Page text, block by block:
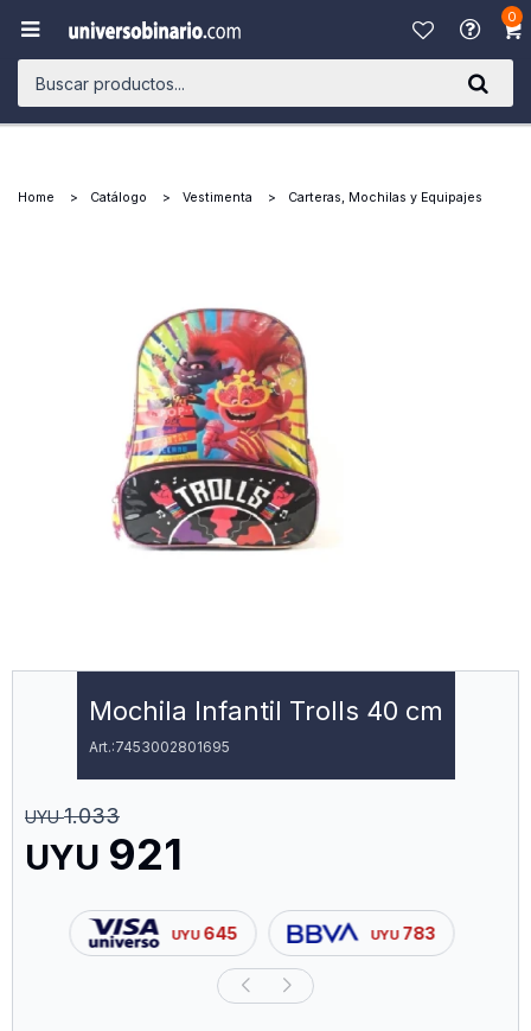
0

Home Catálogo Vestimenta Carteras, Mochilas y Equipajes
Mochila Infantil Trolls 40 cm
7453002801695
UYU 921
UYU 1.033
UYU 645 UYU 783